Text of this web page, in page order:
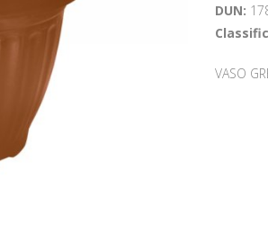
DUN:
VASO